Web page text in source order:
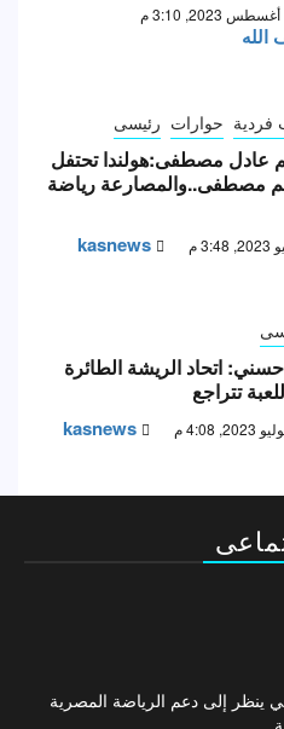
فردية حوارات رئيسى
عادل مصطفى:هولندا تحتفل
مصطفى..والمصارعة رياضة
kasnews
اتحاد الريشة الطائرة
تتراجع
kasnews
ينظر إلى دعم الرياضة المصرية